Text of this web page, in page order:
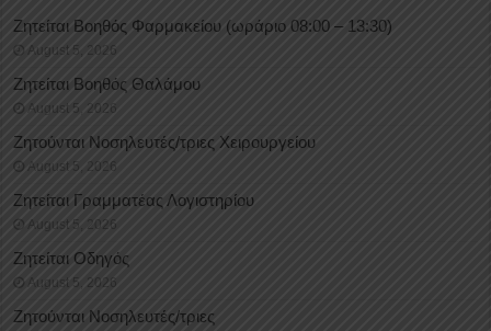
Ζητείται Βοηθός Φαρμακείου (ωράριο 08:00 – 13:30)
August 5, 2026
Ζητείται Βοηθός Θαλάμου
August 5, 2026
Ζητούνται Νοσηλευτές/τριες Χειρουργείου
August 5, 2026
Ζητείται Γραμματέας Λογιστηρίου
August 5, 2026
Ζητείται Οδηγός
August 5, 2026
Ζητούνται Νοσηλευτές/τριες